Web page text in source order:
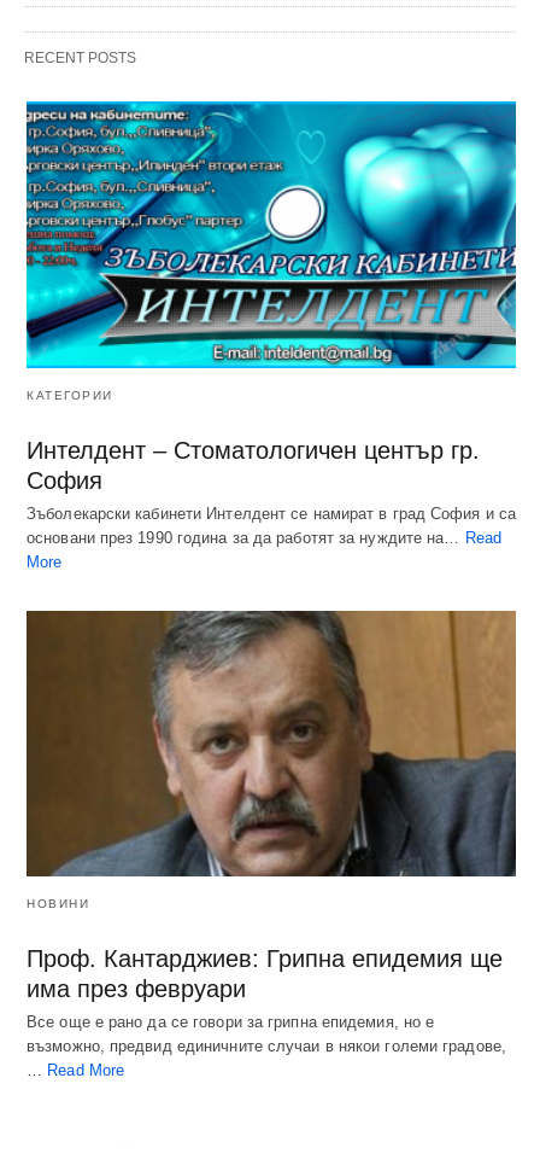
RECENT POSTS
КАТЕГОРИИ
Интелдент – Стоматологичен център гр.
София
Зъболекарски кабинети Интелдент се намират в град София и са
основани през 1990 година за да работят за нуждите на… Read
More
НОВИНИ
Проф. Кантарджиев: Грипна епидемия ще
има през февруари
Все още е рано да се говори за грипна епидемия, но е
възможно, предвид единичните случаи в някои големи градове,
… Read More